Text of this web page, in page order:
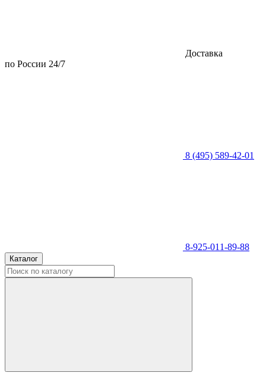
Доставка
по России 24/7
8 (495) 589-42-01
8-925-011-89-88
Каталог